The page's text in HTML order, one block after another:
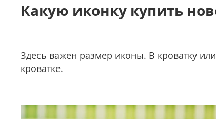
Какую иконку купить
Здесь важен размер иконы. В кроватку
кроватке.